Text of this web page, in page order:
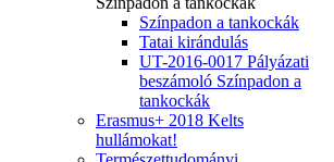
Színpadon a tankockák
Tatai kirándulás
UT-2016-0017 Pályázati
beszámoló Színpadon a
tankockák
Erasmus+ 2018 Kelts
hullámokat!